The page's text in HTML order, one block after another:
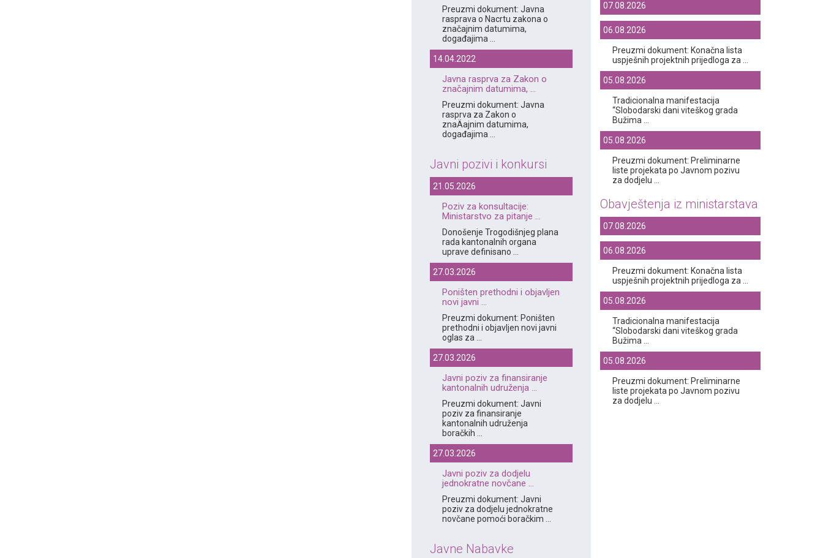
Preuzmi dokument: Javna
rasprava o Nacrtu zakona o
značajnim datumima,
događajima ...
14.04.2022
Javna rasprva za Zakon o
značajnim datumima, ...
Preuzmi dokument: Javna
rasprva za Zakon o
znaÄajnim datumima,
događajima ...
Javni pozivi i konkursi
21.05.2026
Poziv za konsultacije:
Ministarstvo za pitanje ...
Donošenje Trogodišnjeg plana
rada kantonalnih organa
uprave definisano ...
27.03.2026
Poništen prethodni i objavljen
novi javni ...
Preuzmi dokument: Poništen
prethodni i objavljen novi javni
oglas za ...
27.03.2026
Javni poziv za finansiranje
kantonalnih udruženja ...
Preuzmi dokument: Javni
poziv za finansiranje
kantonalnih udruženja
boračkih ...
27.03.2026
Javni poziv za dodjelu
jednokratne novčane ...
Preuzmi dokument: Javni
poziv za dodjelu jednokratne
novčane pomoći boračkim ...
Javne Nabavke
07.08.2026
06.08.2026
Preuzmi dokument: Konačna lista
uspješnih projektnih prijedloga za ...
05.08.2026
Tradicionalna manifestacija
“Slobodarski dani viteškog grada
Bužima ...
05.08.2026
Preuzmi dokument: Preliminarne
liste projekata po Javnom pozivu
za dodjelu ...
Obavještenja iz ministarstava
07.08.2026
06.08.2026
Preuzmi dokument: Konačna lista
uspješnih projektnih prijedloga za ...
05.08.2026
Tradicionalna manifestacija
“Slobodarski dani viteškog grada
Bužima ...
05.08.2026
Preuzmi dokument: Preliminarne
liste projekata po Javnom pozivu
za dodjelu ...